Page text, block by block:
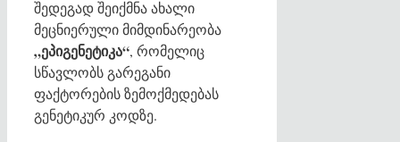
შედეგად შეიქმნა ახალი
მეცნიერული მიმდინარეობა
„ეპიგენეტიკა“, რომელიც
სწავლობს გარეგანი
ფაქტორების ზემოქმედებას
გენეტიკურ კოდზე.